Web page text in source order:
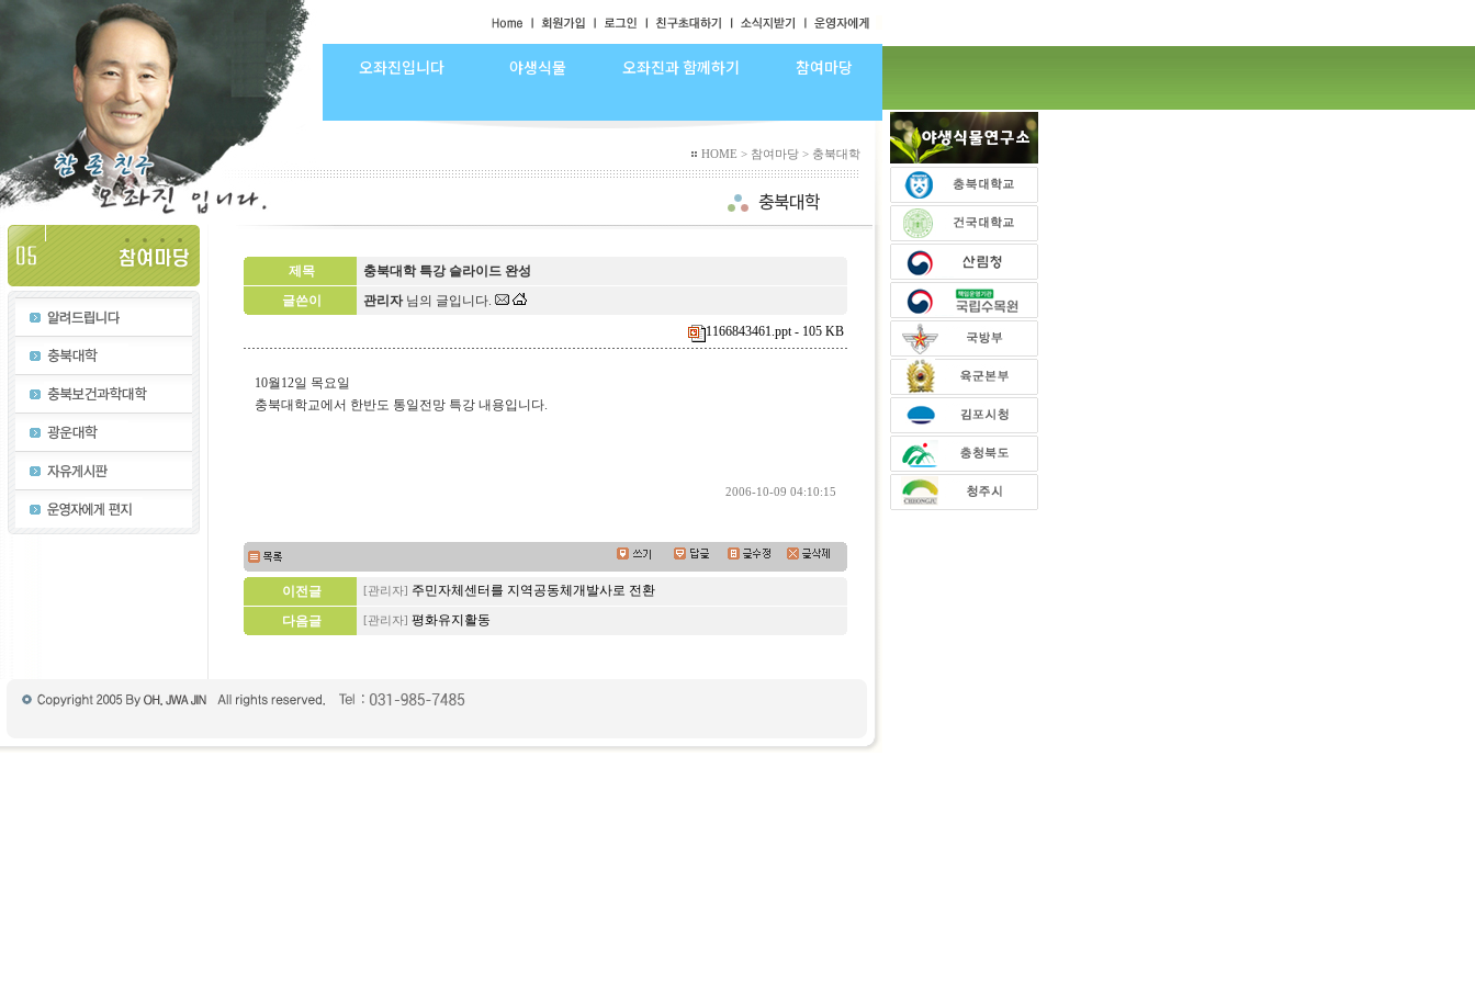
오좌진입니다 야생식물 오좌진과 함께하기 참여마당
HOME > 참여마당 > 충북대학
제목
충북대학 특강 슬라이드 완성
글쓴이
관리자님의 글입니다.
1166843461.ppt - 105 KB
10월12일 목요일
충북대학교에서 한반도 통일전망 특강 내용입니다.
2006-10-09 04:10:15
이전글 [관리자] 주민자체센터를 지역공동체개발사로 전환
다음글
[관리자] 평화유지활동